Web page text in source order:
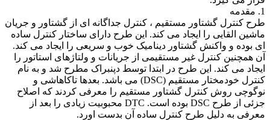
1. مقدمه
طرح کنترل گشتاور مستقیم ، کنترل جداگانه ای از گشتاور و جریان
ماشین القایی را ایجاد می کند. این طرح دارای ساختار کنترل ساده
ای بوده و واکنش گشتاور دینامیک خوب و سریعی را ایجاد می کند.
آن همچنین کنترل غیر مستقیمی از جریانات و ولتاژهای استاتور را
ایجاد می کند. این طرح در ابتدا توسط دپنبراک مطرح شد و به نام
کنترل خودمختار مستقیم (DSC) می باشد. بعدها تاکاهاشی و
نوگوچی روش کنترل گشتاور مستقیم را معرفی کردند که اصلاح
جزئی از طرح DSC بوده است. DTC محبوبیت زیادی را بعد از
معرفی به دلیل طرح کنترل ساده آن بدست اورد.